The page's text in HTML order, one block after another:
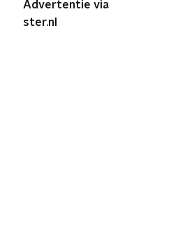
Advertentie via
ster.nl